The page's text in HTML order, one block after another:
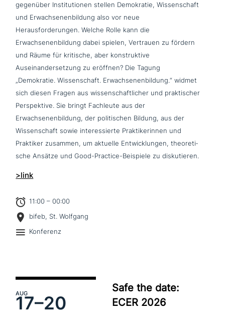
gegenüber Institutionen stellen Demokratie, Wissenschaft
und Erwachsenenbildung also vor neue
Herausforderungen. Welche Rolle kann die
Erwachsenenbildung dabei spielen, Vertrauen zu fördern
und Räume für kritische, aber kon­struk­ti­ve
Auseinandersetzung zu eröffnen? Die Tagung
„Demokratie. Wissenschaft. Erwachsenenbildung.“ widmet
sich diesen Fragen aus wis­sen­schaft­li­cher und prak­ti­scher
Perspektive. Sie bringt Fachleute aus der
Erwachsenenbildung, der poli­ti­schen Bildung, aus der
Wissenschaft sowie inter­es­sier­te Praktikerinnen und
Praktiker zusammen, um aktuelle Entwicklungen, theo­re­ti­
sche Ansätze und Good-Practice-Beispiele zu diskutieren.
>link
11:00 – 00:00
bifeb, St. Wolfgang
Konferenz
AUG
17–20
Safe the date:
ECER 2026